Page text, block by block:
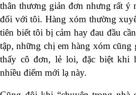
thân thương giản đơn nhưng rất ý
đối với tôi. Hàng xóm thường
tiên biết tôi bị cảm hay đau đầu
tập, những chị em hàng xóm
thấy cô đơn, lẻ loi, đặc biệt khi
nhiều điểm mới lạ này.